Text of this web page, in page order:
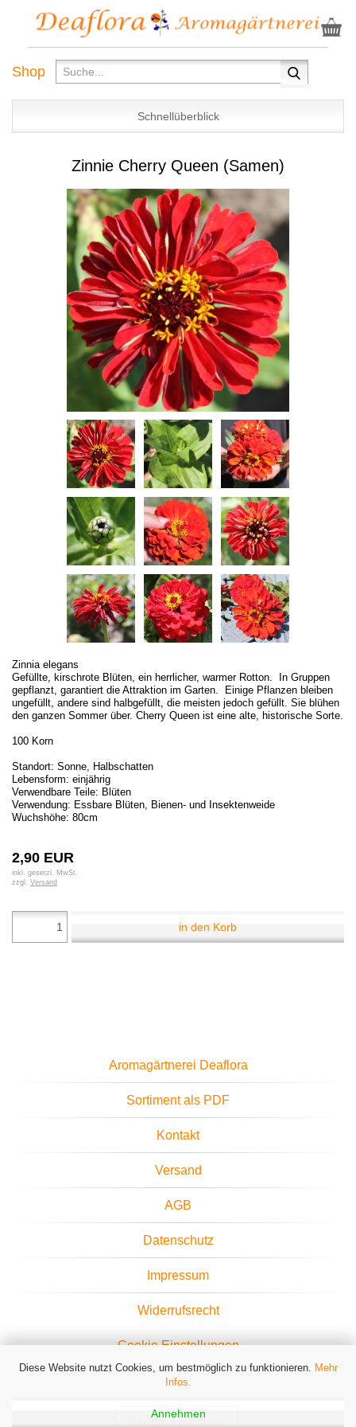
Diese Website nutzt Cookies, um bestmöglich zu funktionieren. Mehr
Infos.
Annehmen
Shop
Schnellüberblick
Zinnie Cherry Queen (Samen)
Zinnia elegans
Gefüllte, kirschrote Blüten, ein herrlicher, warmer Rotton. In Gruppen
gepflanzt, garantiert die Attraktion im Garten. Einige Pflanzen bleiben
ungefüllt, andere sind halbgefüllt, die meisten jedoch gefüllt. Sie blühen
den ganzen Sommer über. Cherry Queen ist eine alte, historische Sorte.
100 Korn
Standort: Sonne, Halbschatten
Lebensform: einjährig
Verwendbare Teile: Blüten
Verwendung: Essbare Blüten, Bienen- und Insektenweide
Wuchshöhe: 80cm
2,90 EUR
inkl. gesetzl. MwSt.
zzgl. Versand
in den Korb
Aromagärtnerei Deaflora
Sortiment als PDF
Kontakt
Versand
AGB
Datenschutz
Impressum
Widerrufsrecht
Cookie Einstellungen
Widerruf erklären